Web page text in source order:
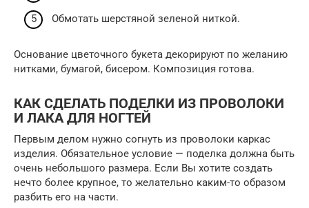
Обмотать шерстяной зеленой ниткой.
Основание цветочного букета декорируют по желанию
нитками, бумагой, бисером. Композиция готова.
КАК СДЕЛАТЬ ПОДЕЛКИ ИЗ ПРОВОЛОКИ
И ЛАКА ДЛЯ НОГТЕЙ
Первым делом нужно согнуть из проволоки каркас
изделия. Обязательное условие — поделка должна быть
очень небольшого размера. Если Вы хотите создать
нечто более крупное, то желательно каким-то образом
разбить его на части.